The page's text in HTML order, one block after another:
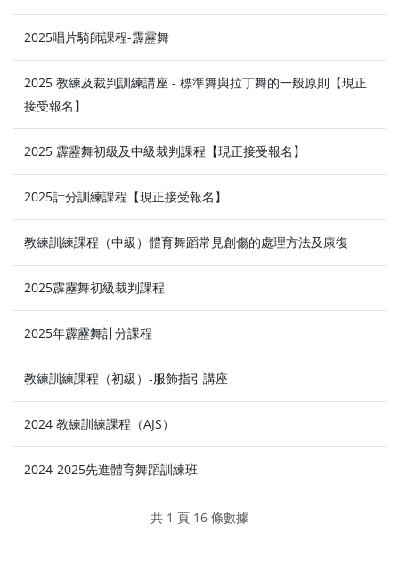
2025唱片騎師課程-霹靂舞
⁠2025 教練及裁判訓練講座 - 標準舞與拉丁舞的一般原則【現正
接受報名】
2025 霹靂舞初級及中級裁判課程【現正接受報名】
2025計分訓練課程【現正接受報名】
教練訓練課程（中級）體育舞蹈常見創傷的處理方法及康復
2025霹靂舞初級裁判課程
2025年霹靂舞計分課程
教練訓練課程（初級）-服飾指引講座
2024 教練訓練課程（AJS）
2024-2025先進體育舞蹈訓練班
共 1 頁 16 條數據